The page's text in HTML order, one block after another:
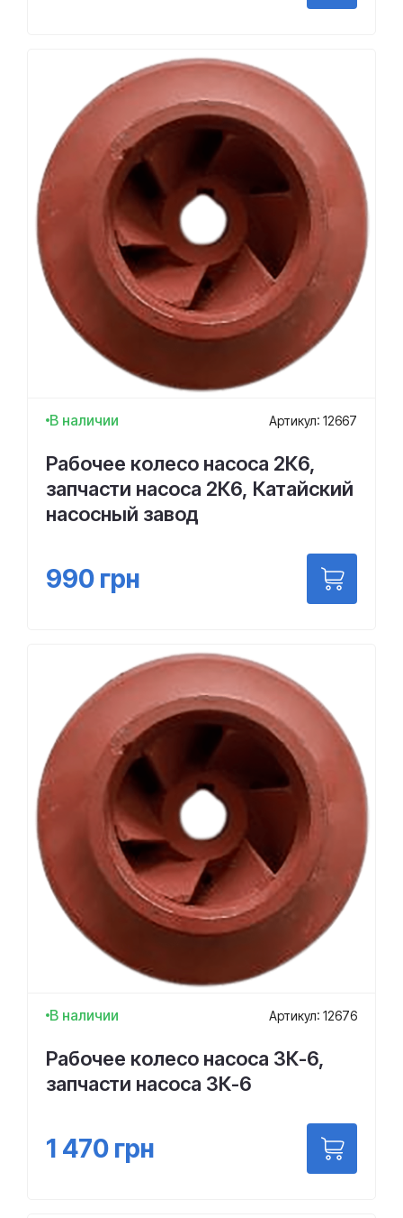
В наличии Артикул: 12667
Рабочее колесо насоса 2К6,
запчасти насоса 2К6, Катайский
насосный завод
990 грн
В наличии Артикул: 12676
Рабочее колесо насоса 3К-6,
запчасти насоса 3К-6
1 470 грн